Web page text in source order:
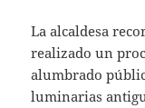
La alcaldesa
realizado un
alumbrado
luminarias